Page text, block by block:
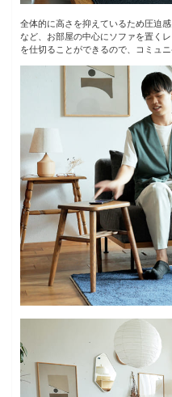
全体的に高さを抑えているため圧迫
など、お部屋の中心にソファを置く
を仕切ることができるので、コミュ